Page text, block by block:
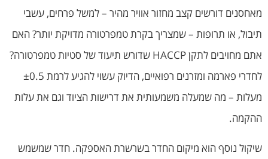
מאחסנים דורשים קצב מחזור אוויר מהיר – למשל פרחים, עשבי
תיבול, או תרופות – שמצריך בקרת טמפרטורה מדויקת יותר? האם
אתם מחויבים לתקן HACCP שדורש תיעוד של סטיות טמפרטורה?
לחדרי פארמה ומזרנים רפואיים, הדיוק עשוי להגיע לרמת ±0.5
מעלות – מה שמעלה משמעותית את דרישות הציוד וגם את עלות
ההקמה.
שיקול נוסף הוא מיקום החדר בשרשרת האספקה. חדר שמשמש